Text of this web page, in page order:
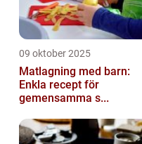
09 oktober 2025
Matlagning med barn:
Enkla recept för
gemensamma s...